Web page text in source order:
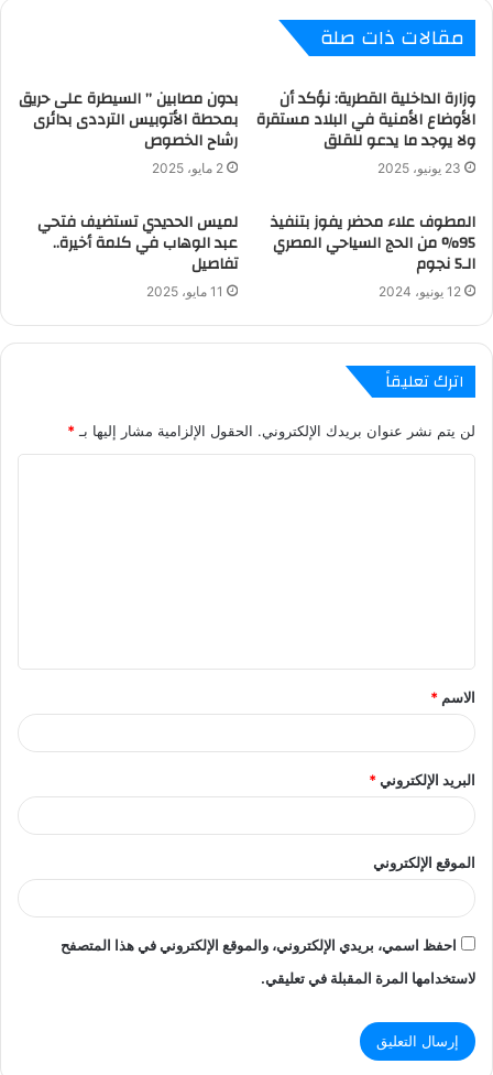
مقالات ذات صلة
وزارة الداخلية القطرية: نؤكد أن
الأوضاع الأمنية في البلاد مستقرة
ولا يوجد ما يدعو للقلق
23 يونيو، 2025
بدون مصابين ” السيطرة على حريق
بمحطة الأتوبيس الترددى بدائرى
رشاح الخصوص
2 مايو، 2025
المطوف علاء محضر يفوز بتنفيذ
95% من الحج السياحي المصري
الـ5 نجوم
12 يونيو، 2024
لميس الحديدي تستضيف فتحي
عبد الوهاب في كلمة أخيرة..
تفاصيل
11 مايو، 2025
اترك تعليقاً
لن يتم نشر عنوان بريدك الإلكتروني. الحقول الإلزامية مشار إليها بـ*
ق
*
الاسم *
البريد الإلكتروني*
الموقع الإلكتروني
احفظ اسمي، بريدي الإلكتروني، والموقع الإلكتروني في هذا المتصفح
لاستخدامها المرة المقبلة في تعليقي.